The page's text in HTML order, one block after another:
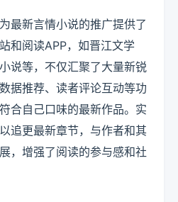
最新言情小说的推广提供了
和阅读APP，如晋江文学
说等，不仅汇聚了大量新锐
据推荐、读者评论互动等功
合自己口味的最新作品。实
追更最新章节，与作者和其
，增强了阅读的参与感和社